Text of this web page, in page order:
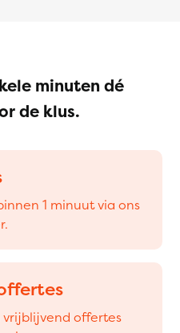
minuten dé
de klus.
1 minuut via ons
offertes